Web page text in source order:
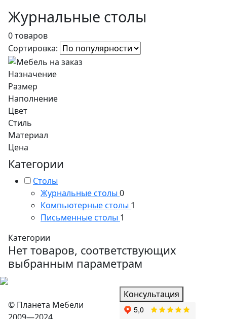
Журнальные столы
0 товаров
Сортировка:
Назначение
Размер
Наполнение
Цвет
Стиль
Материал
Цена
Категории
Столы
Журнальные столы 0
Компьютерные столы 1
Письменные столы 1
Категории
Нет товаров, соответствующих
выбранным параметрам
© Планета Мебели
Консультация